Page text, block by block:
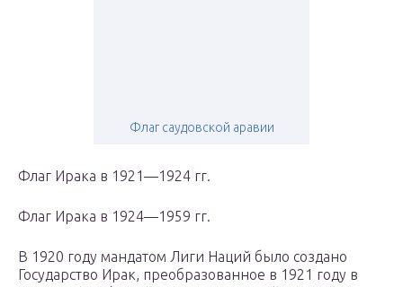
Флаг саудовской аравии
Флаг Ирака в 1921—1924 гг.
Флаг Ирака в 1924—1959 гг.
В 1920 году мандатом Лиги Наций было создано
Государство Ирак, преобразованное в 1921 году в